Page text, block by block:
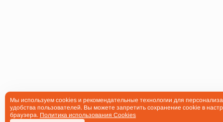
Мы используем cookies и рекомендательные технологии для
удобства пользователей. Вы можете запретить сохранение cookie в
браузера. Политика использования Cookies